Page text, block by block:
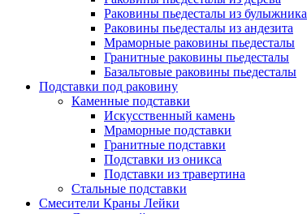
Раковины пьедесталы из булыжника
Раковины пьедесталы из андезита
Мраморные раковины пьедесталы
Гранитные раковины пьедесталы
Базальтовые раковины пьедесталы
Подставки под раковину
Каменные подставки
Искусственный камень
Мраморные подставки
Гранитные подставки
Подставки из оникса
Подставки из травертина
Стальные подставки
Смесители Краны Лейки